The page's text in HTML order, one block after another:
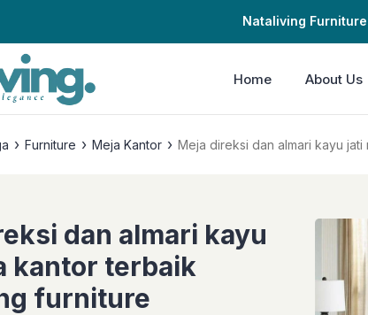
Nataliving
Home About Us
› Furniture › Meja Kantor › Meja direksi dan almari kayu
dan almari kayu
kantor terbaik
furniture